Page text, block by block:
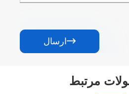
ارسال 
مرتبط